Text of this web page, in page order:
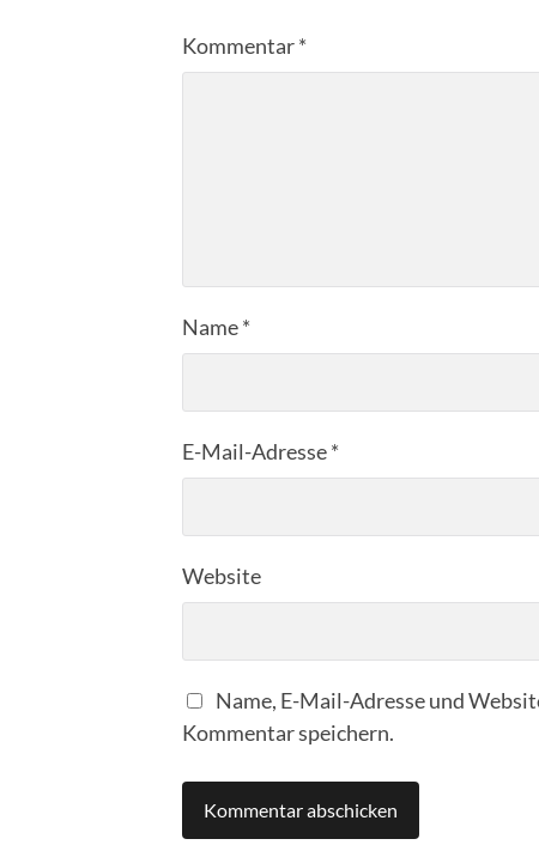
Kommentar*
Name*
E-Mail-Adresse*
Website
Name, E-Mail-Adresse und
Kommentar speichern.